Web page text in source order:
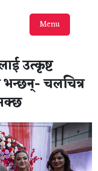
Menu
उत्कृष्ट
भन्छन्- चलचित्र